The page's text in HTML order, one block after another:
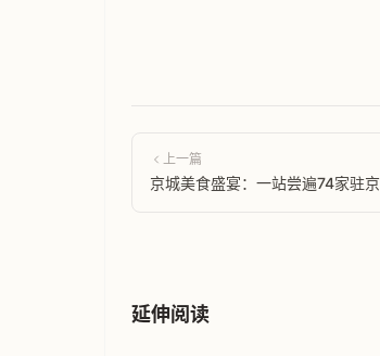
上一篇
京城美食盛宴：一站尝遍74家驻京
延伸阅读